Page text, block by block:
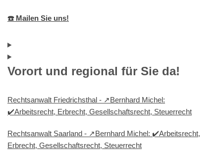
☎️ Mailen Sie uns!
Vorort und regional für Sie da!
Rechtsanwalt Friedrichsthal - ↗️Bernhard Michel:
✔️Arbeitsrecht, Erbrecht, Gesellschaftsrecht, Steuerrecht
Rechtsanwalt Saarland - ↗️Bernhard Michel: ✔️Arbeitsrecht,
Erbrecht, Gesellschaftsrecht, Steuerrecht